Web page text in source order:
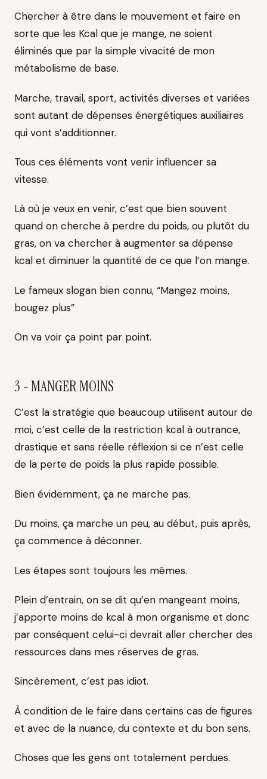
Chercher à être dans le mouvement et faire en
sorte que les Kcal que je mange, ne soient
éliminés que par la simple vivacité de mon
métabolisme de base.
Marche, travail, sport, activités diverses et variées
sont autant de dépenses énergétiques auxiliaires
qui vont s’additionner.
Tous ces éléments vont venir influencer sa
vitesse.
Là où je veux en venir, c’est que bien souvent
quand on cherche à perdre du poids, ou plutôt du
gras, on va chercher à augmenter sa dépense
kcal et diminuer la quantité de ce que l’on mange.
Le fameux slogan bien connu, “Mangez moins,
bougez plus”
On va voir ça point par point.
3 - MANGER MOINS
C’est la stratégie que beaucoup utilisent autour de
moi, c’est celle de la restriction kcal à outrance,
drastique et sans réelle réflexion si ce n’est celle
de la perte de poids la plus rapide possible.
Bien évidemment, ça ne marche pas.
Du moins, ça marche un peu, au début, puis après,
ça commence à déconner.
Les étapes sont toujours les mêmes.
Plein d’entrain, on se dit qu’en mangeant moins,
j’apporte moins de kcal à mon organisme et donc
par conséquent celui-ci devrait aller chercher des
ressources dans mes réserves de gras.
Sincèrement, c’est pas idiot.
À condition de le faire dans certains cas de figures
et avec de la nuance, du contexte et du bon sens.
Choses que les gens ont totalement perdues.